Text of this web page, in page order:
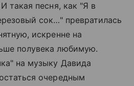
такая песня, как "Я в
сок…" превратилась
искренне на
полувека любимую.
на музыку Давида
очередным